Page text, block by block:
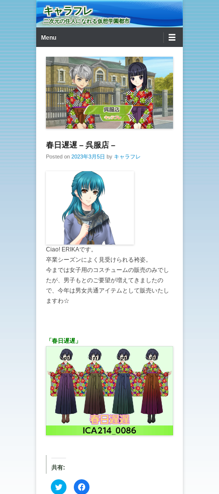
キャラフレ
二次元の住人になれる仮想学園都市
Menu
春日遅遅 – 呉服店 –
Posted on 2023年3月5日 by キャラフレ
Ciao! ERIKAです。
卒業シーズンによく見受けられる袴姿。
今までは女子用のコスチュームの販売のみでし
たが、男子もとのご要望が増えてきましたの
で、今年は男女共通アイテムとして販売いたし
ますわ☆
「春日遅遅」
共有:
ク
リ
F
a